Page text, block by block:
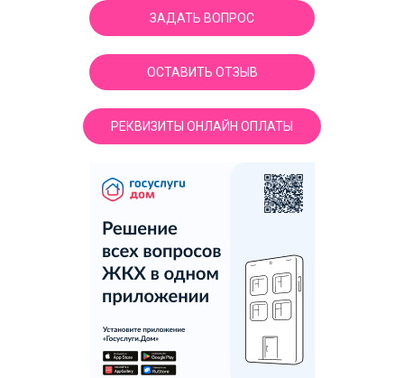
ЗАДАТЬ ВОПРОС
ОСТАВИТЬ ОТЗЫВ
РЕКВИЗИТЫ ОНЛАЙН ОПЛАТЫ